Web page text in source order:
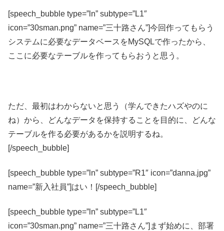
[speech_bubble type=”ln” subtype=”L1″
icon=”30sman.png” name=”三十路さん”]今回作ってもらう
システムに必要なデータベースをMySQLで作ったから、
ここに必要なテーブルを作ってもらおうと思う。
ただ、最初はわからないと思う（学んできたハズやのに
ね）から、どんなデータを保持することを目的に、どんな
テーブルを作る必要があるかを説明するね。
[/speech_bubble]
[speech_bubble type=”ln” subtype=”R1″ icon=”danna.jpg”
name=”新入社員”]はい！[/speech_bubble]
[speech_bubble type=”ln” subtype=”L1″
icon=”30sman.png” name=”三十路さん”]まず始めに、部署